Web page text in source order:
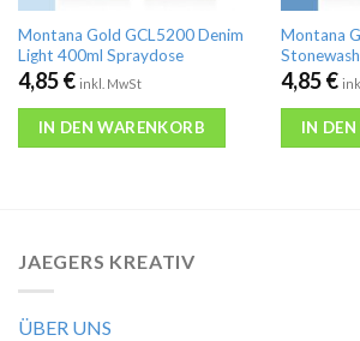
Montana Gold GCL5200 Denim
Light 400ml Spraydose
4,85€ inkl. MwSt
IN DEN WARENKORB
Montana
4,85€
IN
JAEGERS KREATIV
ÜBER UNS